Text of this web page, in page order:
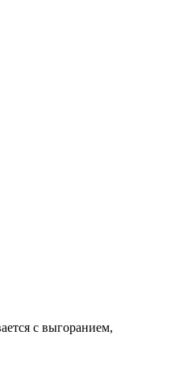
с выгоранием,